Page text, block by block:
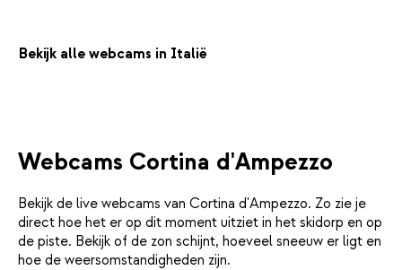
Bekijk alle webcams in Italië
Webcams Cortina d'Ampezzo
Bekijk de live webcams van Cortina d'Ampezzo. Zo zie je
direct hoe het er op dit moment uitziet in het skidorp en op
de piste. Bekijk of de zon schijnt, hoeveel sneeuw er ligt en
hoe de weersomstandigheden zijn.